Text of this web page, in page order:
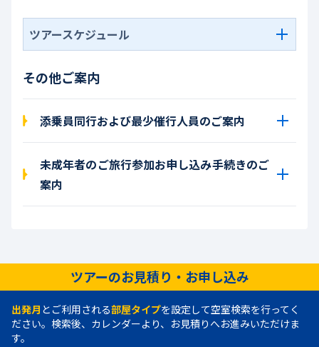
ツアースケジュール
その他ご案内
添乗員同行および最少催行人員のご案内
未成年者のご旅行参加お申し込み手続きのご
案内
ツアーのお見積り・お申し込み
出発月 とご利用される部屋タイプを設定して空室検索を行ってく
ださい。検索後、カレンダーより、お見積りへお進みいただけま
す。